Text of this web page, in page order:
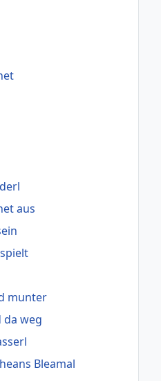
aus
munter
da weg
Bleamal